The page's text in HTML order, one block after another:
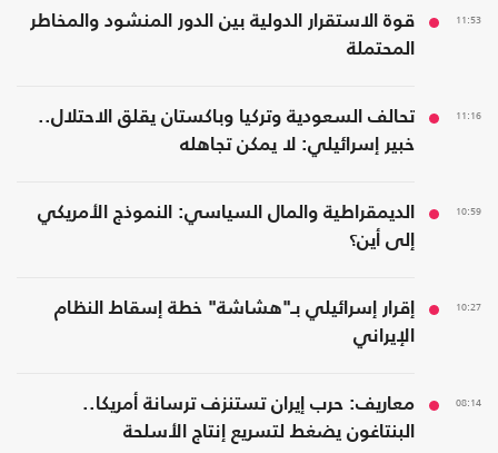
11:53
قوة الاستقرار الدولية بين الدور المنشود والمخاطر
المحتملة
11:16
تحالف السعودية وتركيا وباكستان يقلق الاحتلال..
خبير إسرائيلي: لا يمكن تجاهله
10:59
الديمقراطية والمال السياسي: النموذج الأمريكي
إلى أين؟
10:27
إقرار إسرائيلي بـ"هشاشة" خطة إسقاط النظام
الإيراني
08:14
معاريف: حرب إيران تستنزف ترسانة أمريكا..
البنتاغون يضغط لتسريع إنتاج الأسلحة